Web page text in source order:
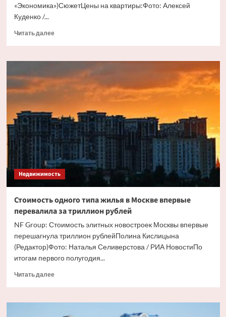
«Экономика»)СюжетЦены на квартиры:Фото: Алексей
Куденко /...
Читать далееПрочитать
Богачи
бросились
скупать
элитного
жилья
в
Москве
Недвижимость
Стоимость одного типа жилья в Москве впервые
перевалила за триллион рублей
NF Group: Стоимость элитных новостроек Москвы впервые
перешагнула триллион рублейПолина Кислицына
(Редактор)Фото: Наталья Селиверстова / РИА НовостиПо
итогам первого полугодия...
Читать далееПрочитать
Стоимость